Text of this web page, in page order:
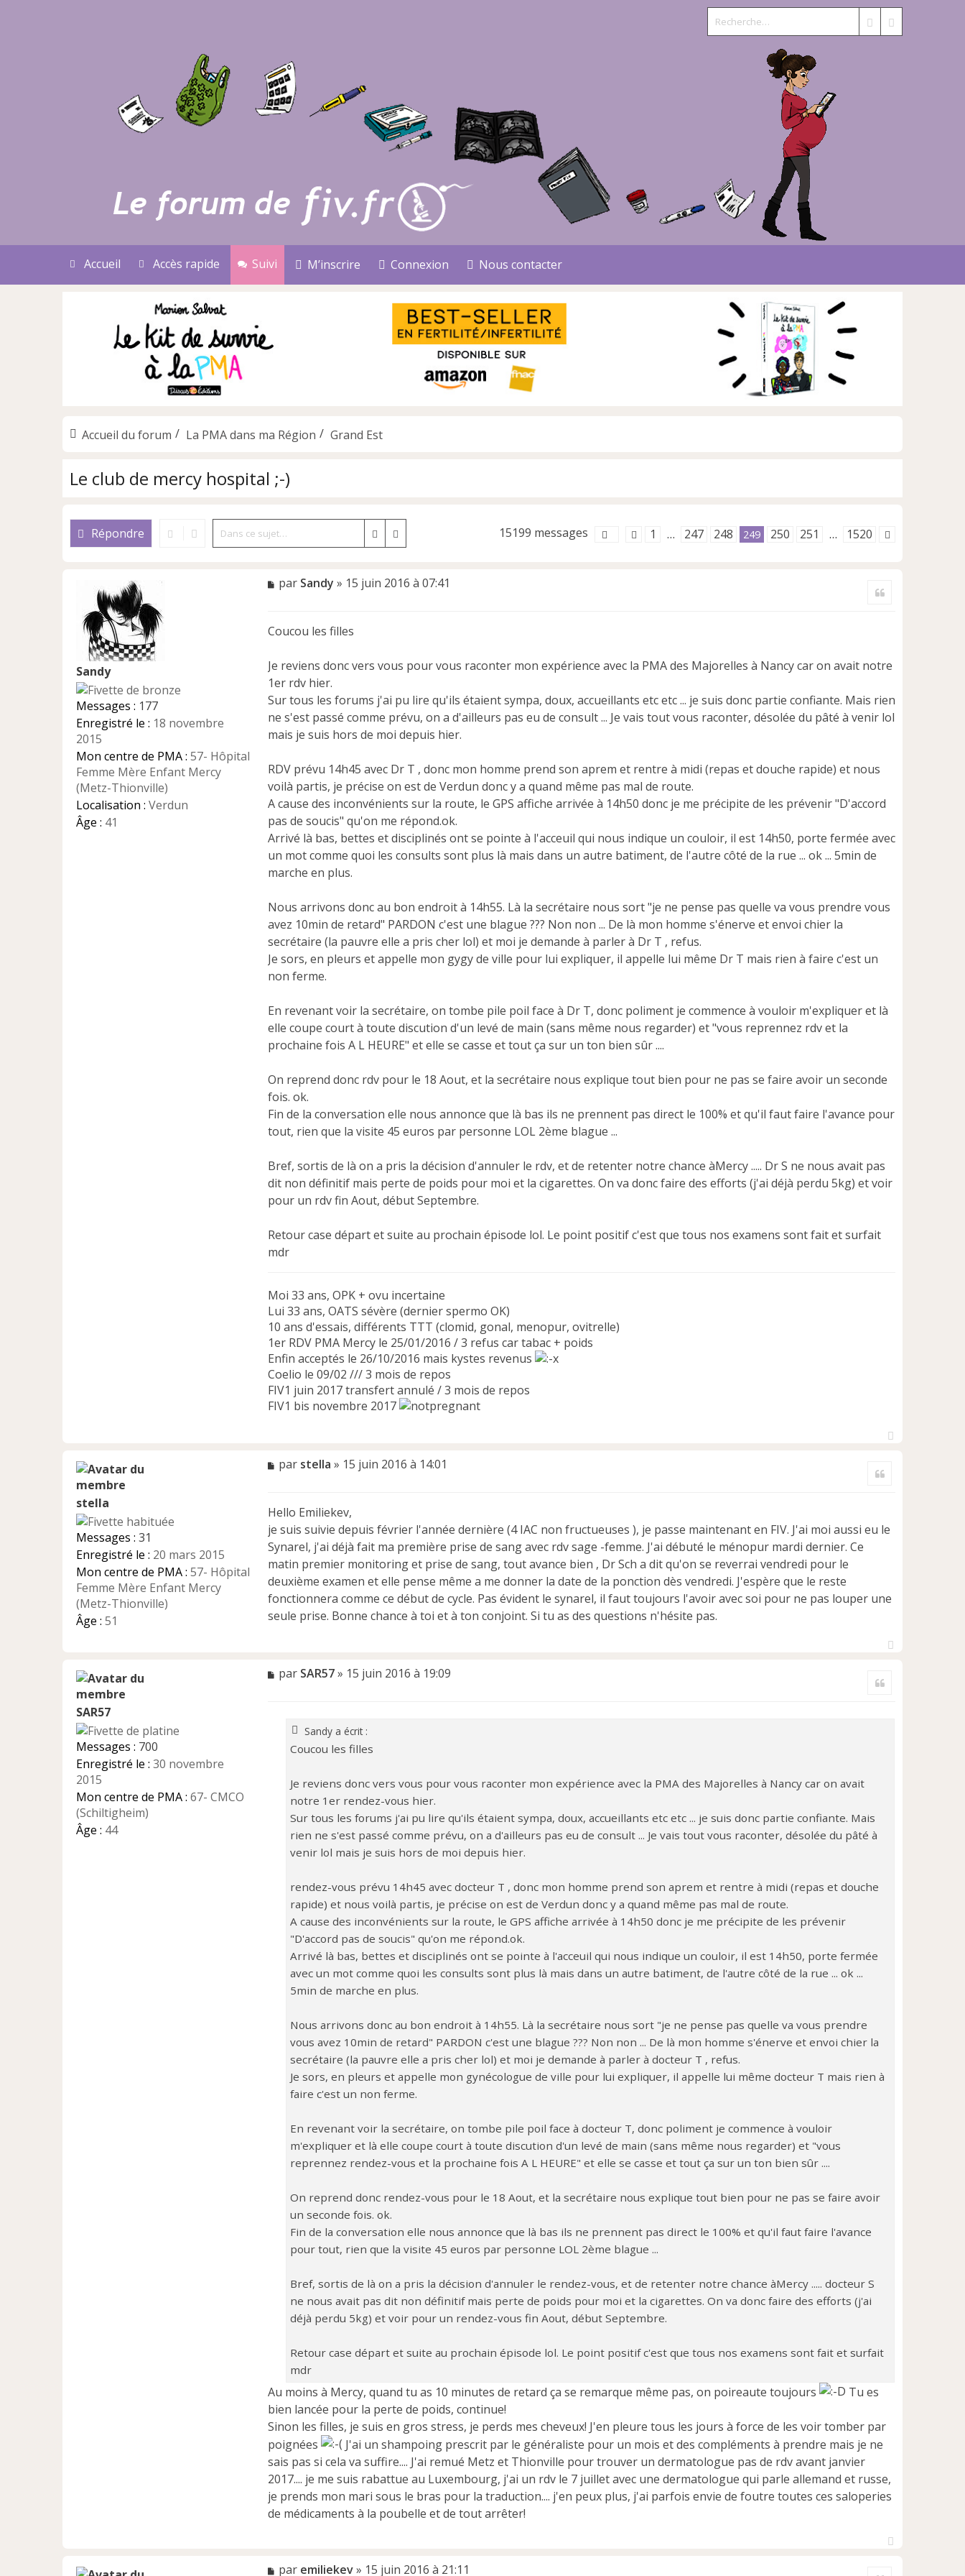
Accueil Accès rapide Suivi M’inscrire Connexion Nous contacter
Accueil du forum La PMA dans ma Région Grand Est
Le club de mercy hospital ;-)
Répondre Rechercher 15199 messages 1 … 247 248 249 250 251 … 1520
Sandy
Messages : 177
Enregistré le : 18 novembre
2015
Mon centre de PMA : 57- Hôpital
Femme Mère Enfant Mercy
(Metz-Thionville)
Localisation : Verdun
Âge : 41
M
a
e
n
o
n
l
u
par Sandy » 15 juin 2016 à 07:41
Coucou les filles
Je reviens donc vers vous pour vous raconter mon expérience avec la PMA des Majorelles à Nancy car on avait notre
1er rdv hier.
Sur tous les forums j'ai pu lire qu'ils étaient sympa, doux, accueillants etc etc ... je suis donc partie confiante. Mais rien
ne s'est passé comme prévu, on a d'ailleurs pas eu de consult ... Je vais tout vous raconter, désolée du pâté à venir lol
mais je suis hors de moi depuis hier.
RDV prévu 14h45 avec Dr T , donc mon homme prend son aprem et rentre à midi (repas et douche rapide) et nous
voilà partis, je précise on est de Verdun donc y a quand même pas mal de route.
A cause des inconvénients sur la route, le GPS affiche arrivée à 14h50 donc je me précipite de les prévenir "D'accord
pas de soucis" qu'on me répond.ok.
Arrivé là bas, bettes et disciplinés ont se pointe à l'acceuil qui nous indique un couloir, il est 14h50, porte fermée avec
un mot comme quoi les consults sont plus là mais dans un autre batiment, de l'autre côté de la rue ... ok ... 5min de
marche en plus.
Nous arrivons donc au bon endroit à 14h55. Là la secrétaire nous sort "je ne pense pas quelle va vous prendre vous
avez 10min de retard" PARDON c'est une blague ??? Non non ... De là mon homme s'énerve et envoi chier la
secrétaire (la pauvre elle a pris cher lol) et moi je demande à parler à Dr T , refus.
Je sors, en pleurs et appelle mon gygy de ville pour lui expliquer, il appelle lui même Dr T mais rien à faire c'est un
non ferme.
En revenant voir la secrétaire, on tombe pile poil face à Dr T, donc poliment je commence à vouloir m'expliquer et là
elle coupe court à toute discution d'un levé de main (sans même nous regarder) et "vous reprennez rdv et la
prochaine fois A L HEURE" et elle se casse et tout ça sur un ton bien sûr ....
On reprend donc rdv pour le 18 Aout, et la secrétaire nous explique tout bien pour ne pas se faire avoir un seconde
fois. ok.
Fin de la conversation elle nous annonce que là bas ils ne prennent pas direct le 100% et qu'il faut faire l'avance pour
tout, rien que la visite 45 euros par personne LOL 2ème blague ...
Bref, sortis de là on a pris la décision d'annuler le rdv, et de retenter notre chance àMercy ..... Dr S ne nous avait pas
dit non définitif mais perte de poids pour moi et la cigarettes. On va donc faire des efforts (j'ai déjà perdu 5kg) et voir
pour un rdv fin Aout, début Septembre.
Retour case départ et suite au prochain épisode lol. Le point positif c'est que tous nos examens sont fait et surfait
mdr
Moi 33 ans, OPK + ovu incertaine
Lui 33 ans, OATS sévère (dernier spermo OK)
10 ans d'essais, différents TTT (clomid, gonal, menopur, ovitrelle)
1er RDV PMA Mercy le 25/01/2016 / 3 refus car tabac + poids
Enfin acceptés le 26/10/2016 mais kystes revenus
Coelio le 09/02 /// 3 mois de repos
FIV1 juin 2017 transfert annulé / 3 mois de repos
FIV1 bis novembre 2017
stella
Messages : 31
Enregistré le : 20 mars 2015
Mon centre de PMA : 57- Hôpital
Femme Mère Enfant Mercy
(Metz-Thionville)
Âge : 51
M
a
g
e
n
o
n
l
u
par stella » 15 juin 2016 à 14:01
Hello Emiliekev,
je suis suivie depuis février l'année dernière (4 IAC non fructueuses ), je passe maintenant en FIV. J'ai moi aussi eu le
Synarel, j'ai déjà fait ma première prise de sang avec rdv sage -femme. J'ai débuté le ménopur mardi dernier. Ce
matin premier monitoring et prise de sang, tout avance bien , Dr Sch a dit qu'on se reverrai vendredi pour le
deuxième examen et elle pense même a me donner la date de la ponction dès vendredi. J'espère que le reste
fonctionnera comme ce début de cycle. Pas évident le synarel, il faut toujours l'avoir avec soi pour ne pas louper une
seule prise. Bonne chance à toi et à ton conjoint. Si tu as des questions n'hésite pas.
SAR57
Messages : 700
Enregistré le : 30 novembre
2015
Mon centre de PMA : 67- CMCO
(Schiltigheim)
Âge : 44
M
par SAR57» 15 juin 2016 à 19:09
Sandy a écrit :
Coucou les filles
Je reviens donc vers vous pour vous raconter mon expérience avec la PMA des Majorelles à Nancy car on avait
notre 1er rendez-vous hier.
Sur tous les forums j'ai pu lire qu'ils étaient sympa, doux, accueillants etc etc ... je suis donc partie confiante. Mais
rien ne s'est passé comme prévu, on a d'ailleurs pas eu de consult ... Je vais tout vous raconter, désolée du pâté à
venir lol mais je suis hors de moi depuis hier.
rendez-vous prévu 14h45 avec docteur T , donc mon homme prend son aprem et rentre à midi (repas et douche
rapide) et nous voilà partis, je précise on est de Verdun donc y a quand même pas mal de route.
A cause des inconvénients sur la route, le GPS affiche arrivée à 14h50 donc je me précipite de les prévenir
"D'accord pas de soucis" qu'on me répond.ok.
Arrivé là bas, bettes et disciplinés ont se pointe à l'acceuil qui nous indique un couloir, il est 14h50, porte fermée
avec un mot comme quoi les consults sont plus là mais dans un autre batiment, de l'autre côté de la rue ... ok ...
5min de marche en plus.
Nous arrivons donc au bon endroit à 14h55. Là la secrétaire nous sort "je ne pense pas quelle va vous prendre
vous avez 10min de retard" PARDON c'est une blague ??? Non non ... De là mon homme s'énerve et envoi chier la
secrétaire (la pauvre elle a pris cher lol) et moi je demande à parler à docteur T , refus.
Je sors, en pleurs et appelle mon gynécologue de ville pour lui expliquer, il appelle lui même docteur T mais rien à
faire c'est un non ferme.
En revenant voir la secrétaire, on tombe pile poil face à docteur T, donc poliment je commence à vouloir
m'expliquer et là elle coupe court à toute discution d'un levé de main (sans même nous regarder) et "vous
reprennez rendez-vous et la prochaine fois A L HEURE" et elle se casse et tout ça sur un ton bien sûr ....
On reprend donc rendez-vous pour le 18 Aout, et la secrétaire nous explique tout bien pour ne pas se faire avoir
un seconde fois. ok.
Fin de la conversation elle nous annonce que là bas ils ne prennent pas direct le 100% et qu'il faut faire l'avance
pour tout, rien que la visite 45 euros par personne LOL 2ème blague ...
Bref, sortis de là on a pris la décision d'annuler le rendez-vous, et de retenter notre chance àMercy ..... docteur S
ne nous avait pas dit non définitif mais perte de poids pour moi et la cigarettes. On va donc faire des efforts (j'ai
déjà perdu 5kg) et voir pour un rendez-vous fin Aout, début Septembre.
Retour case départ et suite au prochain épisode lol. Le point positif c'est que tous nos examens sont fait et surfait
mdr
Au moins à Mercy, quand tu as 10 minutes de retard ça se remarque même pas, on poireaute toujours
Tu es
bien lancée pour la perte de poids, continue!
Sinon les filles, je suis en gros stress, je perds mes cheveux! J'en pleure tous les jours à force de les voir tomber par
poignées
J'ai un shampoing prescrit par le généraliste pour un mois et des compléments à prendre mais je ne
sais pas si cela va suffire.... J'ai remué Metz et Thionville pour trouver un dermatologue pas de rdv avant janvier
2017.... je me suis rabattue au Luxembourg, j'ai un rdv le 7 juillet avec une dermatologue qui parle allemand et russe,
je prends mon mari sous le bras pour la traduction.... j'en peux plus, j'ai parfois envie de foutre toutes ces saloperies
de médicaments à la poubelle et de tout arrêter!
M
par emiliekev» 15 juin 2016 à 21:11